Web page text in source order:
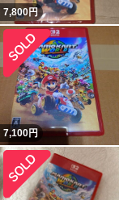
7,800円
7,100円